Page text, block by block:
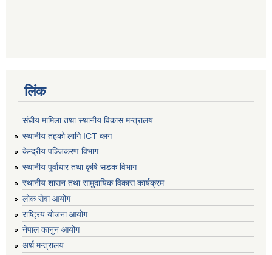
लिंक
संघीय मामिला तथा स्थानीय विकास मन्त्रालय
स्थानीय तहको लागि ICT ब्लग
केन्द्रीय पञ्जिकरण विभाग
स्थानीय पूर्वाधार तथा कृषि सडक विभाग
स्थानीय शासन तथा सामुदायिक विकास कार्यक्रम
लोक सेवा आयोग
राष्ट्रिय योजना आयोग
नेपाल कानुन आयोग
अर्थ मन्त्रालय